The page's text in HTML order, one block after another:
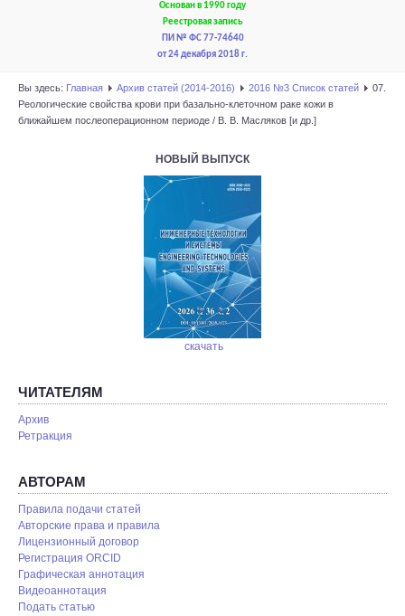
Основан в 1990 году
Реестровая запись
ПИ № ФС 77-74640
от 24 декабря 2018 г.
Вы здесь: Главная Архив статей (2014-2016) 2016 №3 Список статей
07.
Реологические свойства крови при базально-клеточном раке кожи в
ближайшем послеоперационном периоде / В. В. Масляков [и др.]
НОВЫЙ ВЫПУСК
скачать
ЧИТАТЕЛЯМ
Архив
Ретракция
АВТОРАМ
Правила подачи статей
Авторские права и правила
Лицензионный договор
Регистрация ORCID
Графическая аннотация
Видеоаннотация
Подать статью